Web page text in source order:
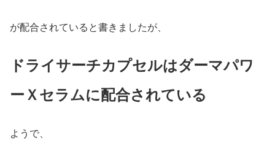
が配合されていると書きましたが、
ドライサーチカプセルはダーマパワ
ーＸセラムに配合されている
ようで、